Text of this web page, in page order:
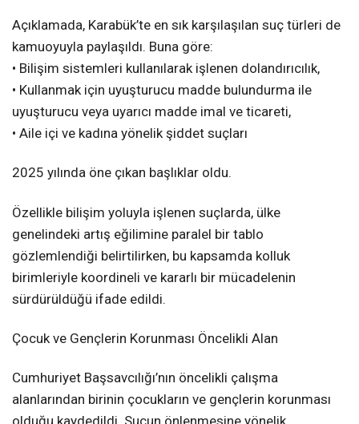
Açıklamada, Karabük’te en sık karşılaşılan suç türleri de
kamuoyuyla paylaşıldı. Buna göre:
• Bilişim sistemleri kullanılarak işlenen dolandırıcılık,
• Kullanmak için uyuşturucu madde bulundurma ile
uyuşturucu veya uyarıcı madde imal ve ticareti,
• Aile içi ve kadına yönelik şiddet suçları
2025 yılında öne çıkan başlıklar oldu.
Özellikle bilişim yoluyla işlenen suçlarda, ülke
genelindeki artış eğilimine paralel bir tablo
gözlemlendiği belirtilirken, bu kapsamda kolluk
birimleriyle koordineli ve kararlı bir mücadelenin
sürdürüldüğü ifade edildi.
Çocuk ve Gençlerin Korunması Öncelikli Alan
Cumhuriyet Başsavcılığı’nın öncelikli çalışma
alanlarından birinin çocukların ve gençlerin korunması
olduğu kaydedildi. Suçun önlenmesine yönelik